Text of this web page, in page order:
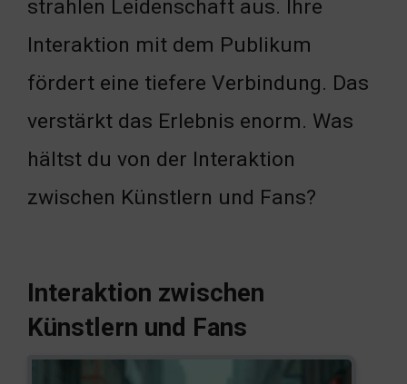
strahlen Leidenschaft aus. Ihre
Interaktion mit dem Publikum
fördert eine tiefere Verbindung. Das
verstärkt das Erlebnis enorm. Was
hältst du von der Interaktion
zwischen Künstlern und Fans?
Interaktion zwischen
Künstlern und Fans